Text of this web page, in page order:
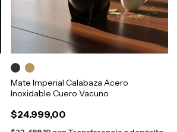
Mate Imperial Calabaza Acero
Inoxidable Cuero Vacuno
$24.999,00